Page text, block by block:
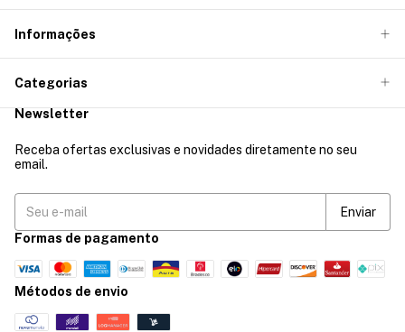
Informações
Categorias
Newsletter
Receba ofertas exclusivas e novidades diretamente no seu
email.
Formas de pagamento
Métodos de envio